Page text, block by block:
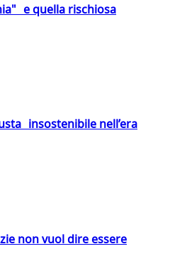
e quella rischiosa
insostenibile nell’era
non vuol dire essere